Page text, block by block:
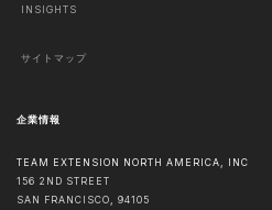
INSIGHTS
サイトマップ
企業情報
TEAM EXTENSION NORTH AMERICA, INC
156 2ND STREET
SAN FRANCISCO, 94105